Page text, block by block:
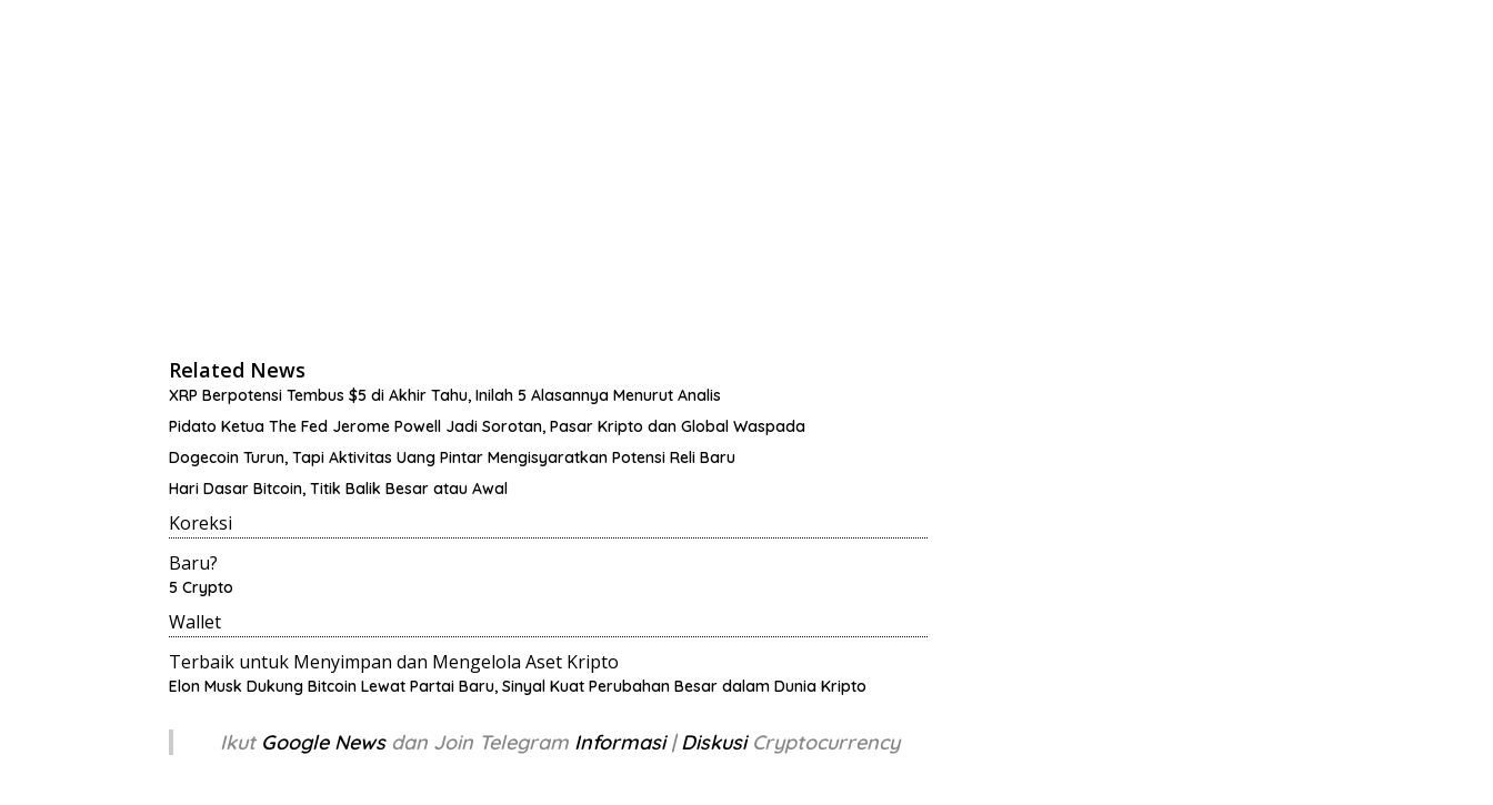
Related News
XRP Berpotensi Tembus $5 di Akhir Tahu, Inilah 5 Alasannya Menurut Analis
Pidato Ketua The Fed Jerome Powell Jadi Sorotan, Pasar Kripto dan Global Waspada
Dogecoin Turun, Tapi Aktivitas Uang Pintar Mengisyaratkan Potensi Reli Baru
Hari Dasar Bitcoin, Titik Balik Besar atau Awal
Koreksi
Baru?
5 Crypto
Wallet
Terbaik untuk Menyimpan dan Mengelola Aset Kripto
Elon Musk Dukung Bitcoin Lewat Partai Baru, Sinyal Kuat Perubahan Besar dalam Dunia Kripto
Ikut Google News dan Join Telegram Informasi|DiskusiCryptocurrency